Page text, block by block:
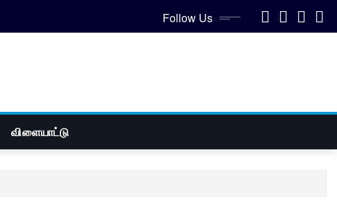
Follow Us
விளையாட்டு